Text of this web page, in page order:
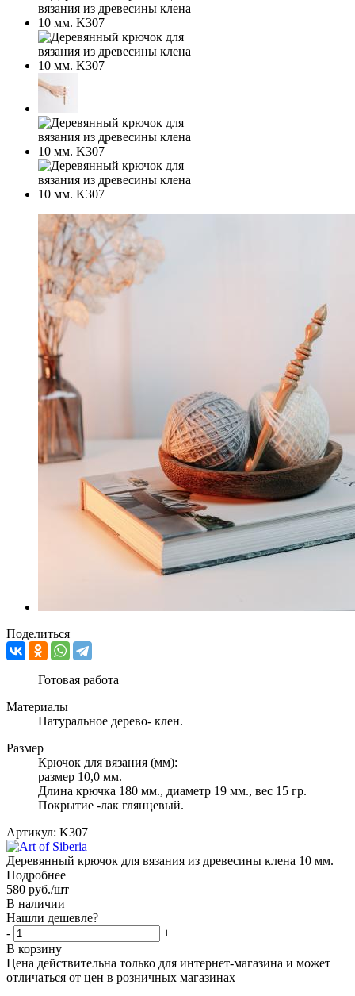
Поделиться
Готовая работа
Материалы
Натуральное дерево- клен.
Размер
Крючок для вязания (мм):
размер 10,0 мм.
Длина крючка 180 мм., диаметр 19 мм., вес 15 гр.
Покрытие -лак глянцевый.
Артикул: K307
Деревянный крючок для вязания из древесины клена 10 мм.
Подробнее
580 руб./шт
В наличии
Нашли дешевле?
-
+
В корзину
Цена действительна только для интернет-магазина и может
отличаться от цен в розничных магазинах